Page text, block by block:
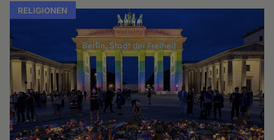
RELIGIONEN